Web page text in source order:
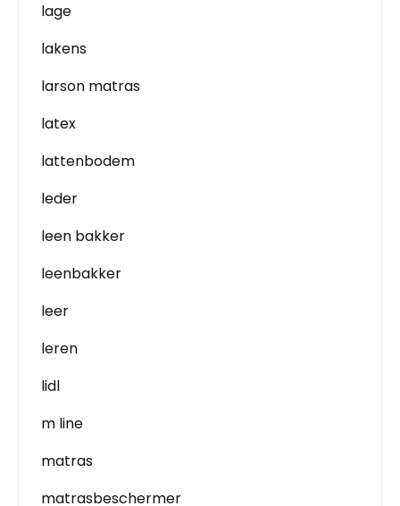
lage
lakens
larson matras
latex
lattenbodem
leder
leen bakker
leenbakker
leer
leren
lidl
m line
matras
matrasbeschermer